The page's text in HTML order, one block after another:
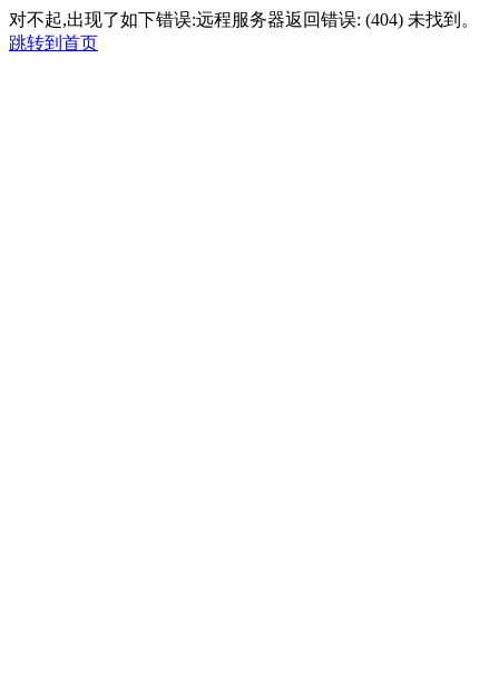
对不起,出现了如下错误:远程服务器返回错误: (404) 未找到。
跳转到首页